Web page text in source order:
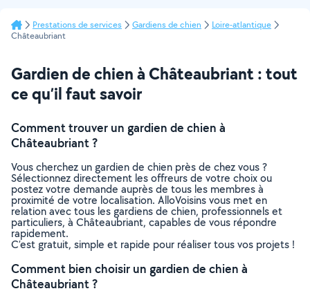
Prestations de services Gardiens de chien
Loire-atlantique
Châteaubriant
Gardien de chien à Châteaubriant : tout
ce qu’il faut savoir
Comment trouver un gardien de chien à
Châteaubriant ?
Vous cherchez un gardien de chien près de chez vous ?
Sélectionnez directement les offreurs de votre choix ou
postez votre demande auprès de tous les membres à
proximité de votre localisation. AlloVoisins vous met en
relation avec tous les gardiens de chien, professionnels et
particuliers, à Châteaubriant, capables de vous répondre
rapidement.
C’est gratuit, simple et rapide pour réaliser tous vos projets !
Comment bien choisir un gardien de chien à
Châteaubriant ?